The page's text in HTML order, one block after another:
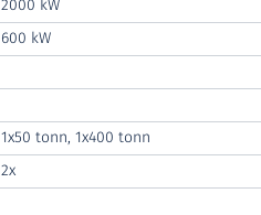
2000 kW
600 kW
1x50 tonn, 1x400 tonn
2x